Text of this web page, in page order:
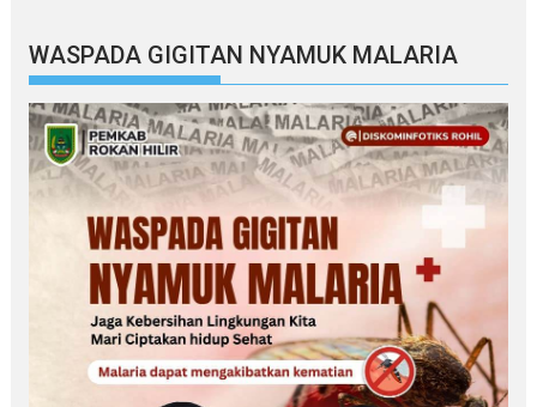
WASPADA GIGITAN NYAMUK MALARIA